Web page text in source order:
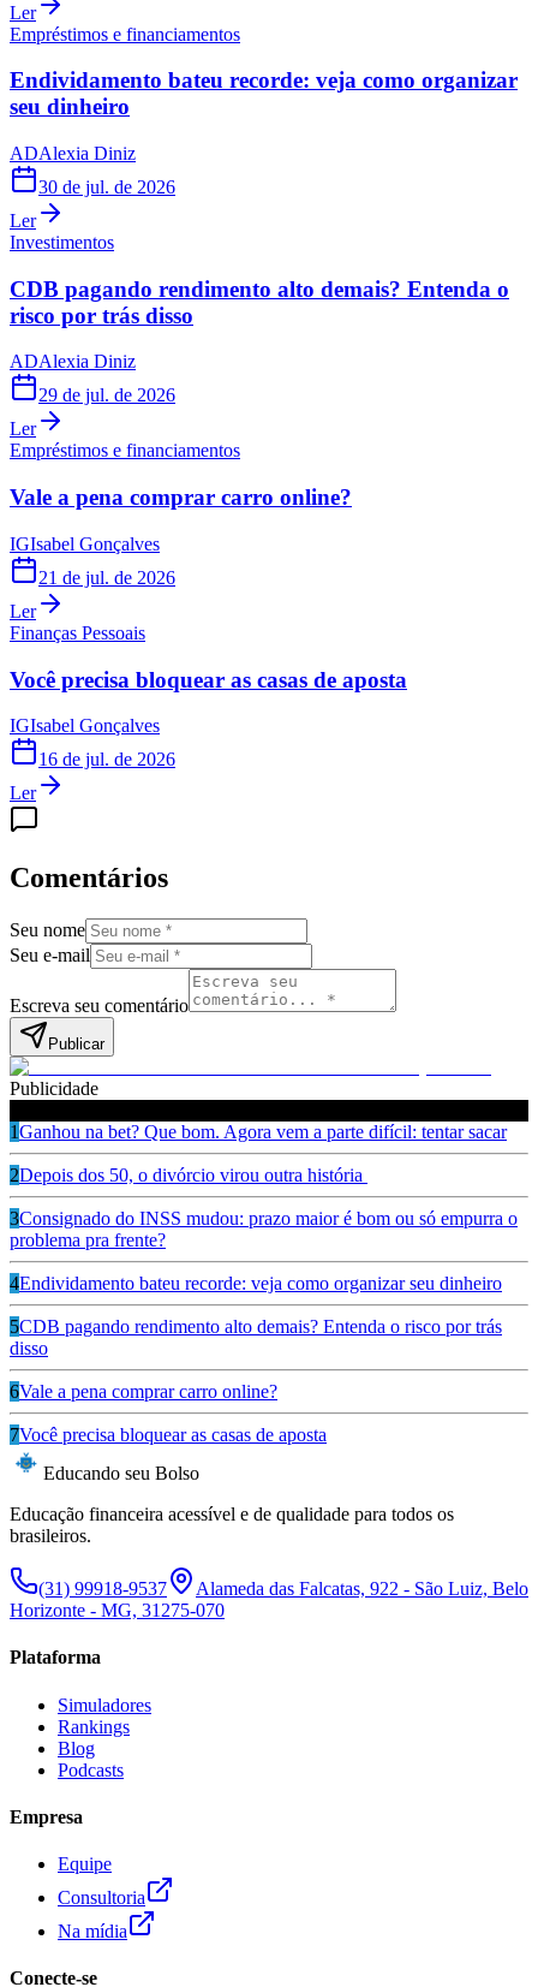
Ler
Empréstimos e financiamentos
Endividamento bateu recorde: veja como organizar
seu dinheiro
ADAlexia Diniz
30 de jul. de 2026
Ler
Investimentos
CDB pagando rendimento alto demais? Entenda o
risco por trás disso
ADAlexia Diniz
29 de jul. de 2026
Ler
Empréstimos e financiamentos
Vale a pena comprar carro online?
IGIsabel Gonçalves
21 de jul. de 2026
Ler
Finanças Pessoais
Você precisa bloquear as casas de aposta
IGIsabel Gonçalves
16 de jul. de 2026
Ler
Comentários
Seu nome
Seu e-mail
Escreva seu comentário
Publicar
Publicidade
1Ganhou na bet? Que bom. Agora vem a parte difícil: tentar sacar
2Depois dos 50, o divórcio virou outra história
3Consignado do INSS mudou: prazo maior é bom ou só empurra o
problema pra frente?
4Endividamento bateu recorde: veja como organizar seu dinheiro
5CDB pagando rendimento alto demais? Entenda o risco por trás
disso
6Vale a pena comprar carro online?
7Você precisa bloquear as casas de aposta
Educando seu Bolso
Educação financeira acessível e de qualidade para todos os
brasileiros.
(31) 99918-9537
Alameda das Falcatas, 922 - São Luiz, Belo
Horizonte - MG, 31275-070
Plataforma
Simuladores
Rankings
Blog
Podcasts
Empresa
Equipe
Consultoria
Na mídia
Conecte-se